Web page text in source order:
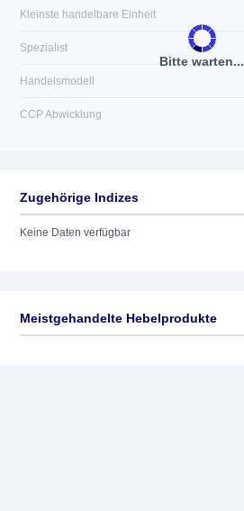
Bitte warten...
Kleinste handelbare Einheit
Spezialist
Handelsmodell
CCP Abwicklung
Zugehörige Indizes
Keine Daten verfügbar
Meistgehandelte Hebelprodukte